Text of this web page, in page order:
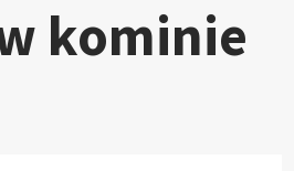
kominie